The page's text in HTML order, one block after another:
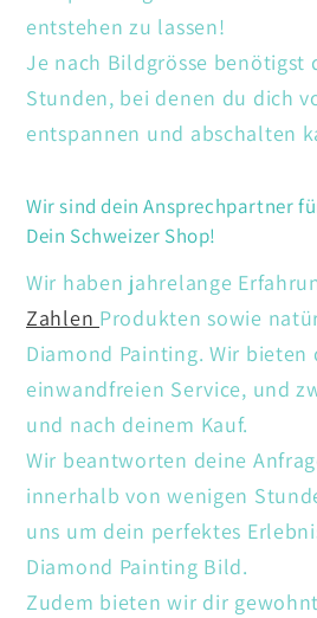
entstehen zu lassen!
Je nach Bildgrösse benötigst
Stunden, bei denen du dich
entspannen und abschalten
Wir sind dein Ansprechpartner
Dein Schweizer Shop!
Wir haben jahrelange
Zahlen Produkten sowie
Diamond Painting. Wir bieten
einwandfreien Service, und
und nach deinem Kauf.
Wir beantworten deine
innerhalb von wenigen
uns um dein perfektes
Diamond Painting Bild.
Zudem bieten wir dir